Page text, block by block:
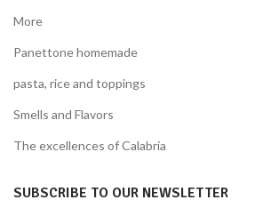
More
Panettone homemade
pasta, rice and toppings
Smells and Flavors
The excellences of Calabria
SUBSCRIBE TO OUR NEWSLETTER